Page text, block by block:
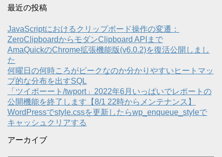
最近の投稿
JavaScriptにおけるクリップボード操作の変遷：
ZeroClipboardからモダンClipboard APIまで
AmaQuickのChrome拡張機能版(v6.0.2)を復活公開しまし
た
何曜日の何時ころがピークなのか分かりやすいヒートマッ
プ的な分布を出すSQL
「ツイポーート/twport」2022年6月いっぱいでレポートの
公開機能を終了します【8/1 22時からメンテナンス】
WordPressでstyle.cssを更新したらwp_enqueue_styleで
キャッシュクリアする
アーカイブ